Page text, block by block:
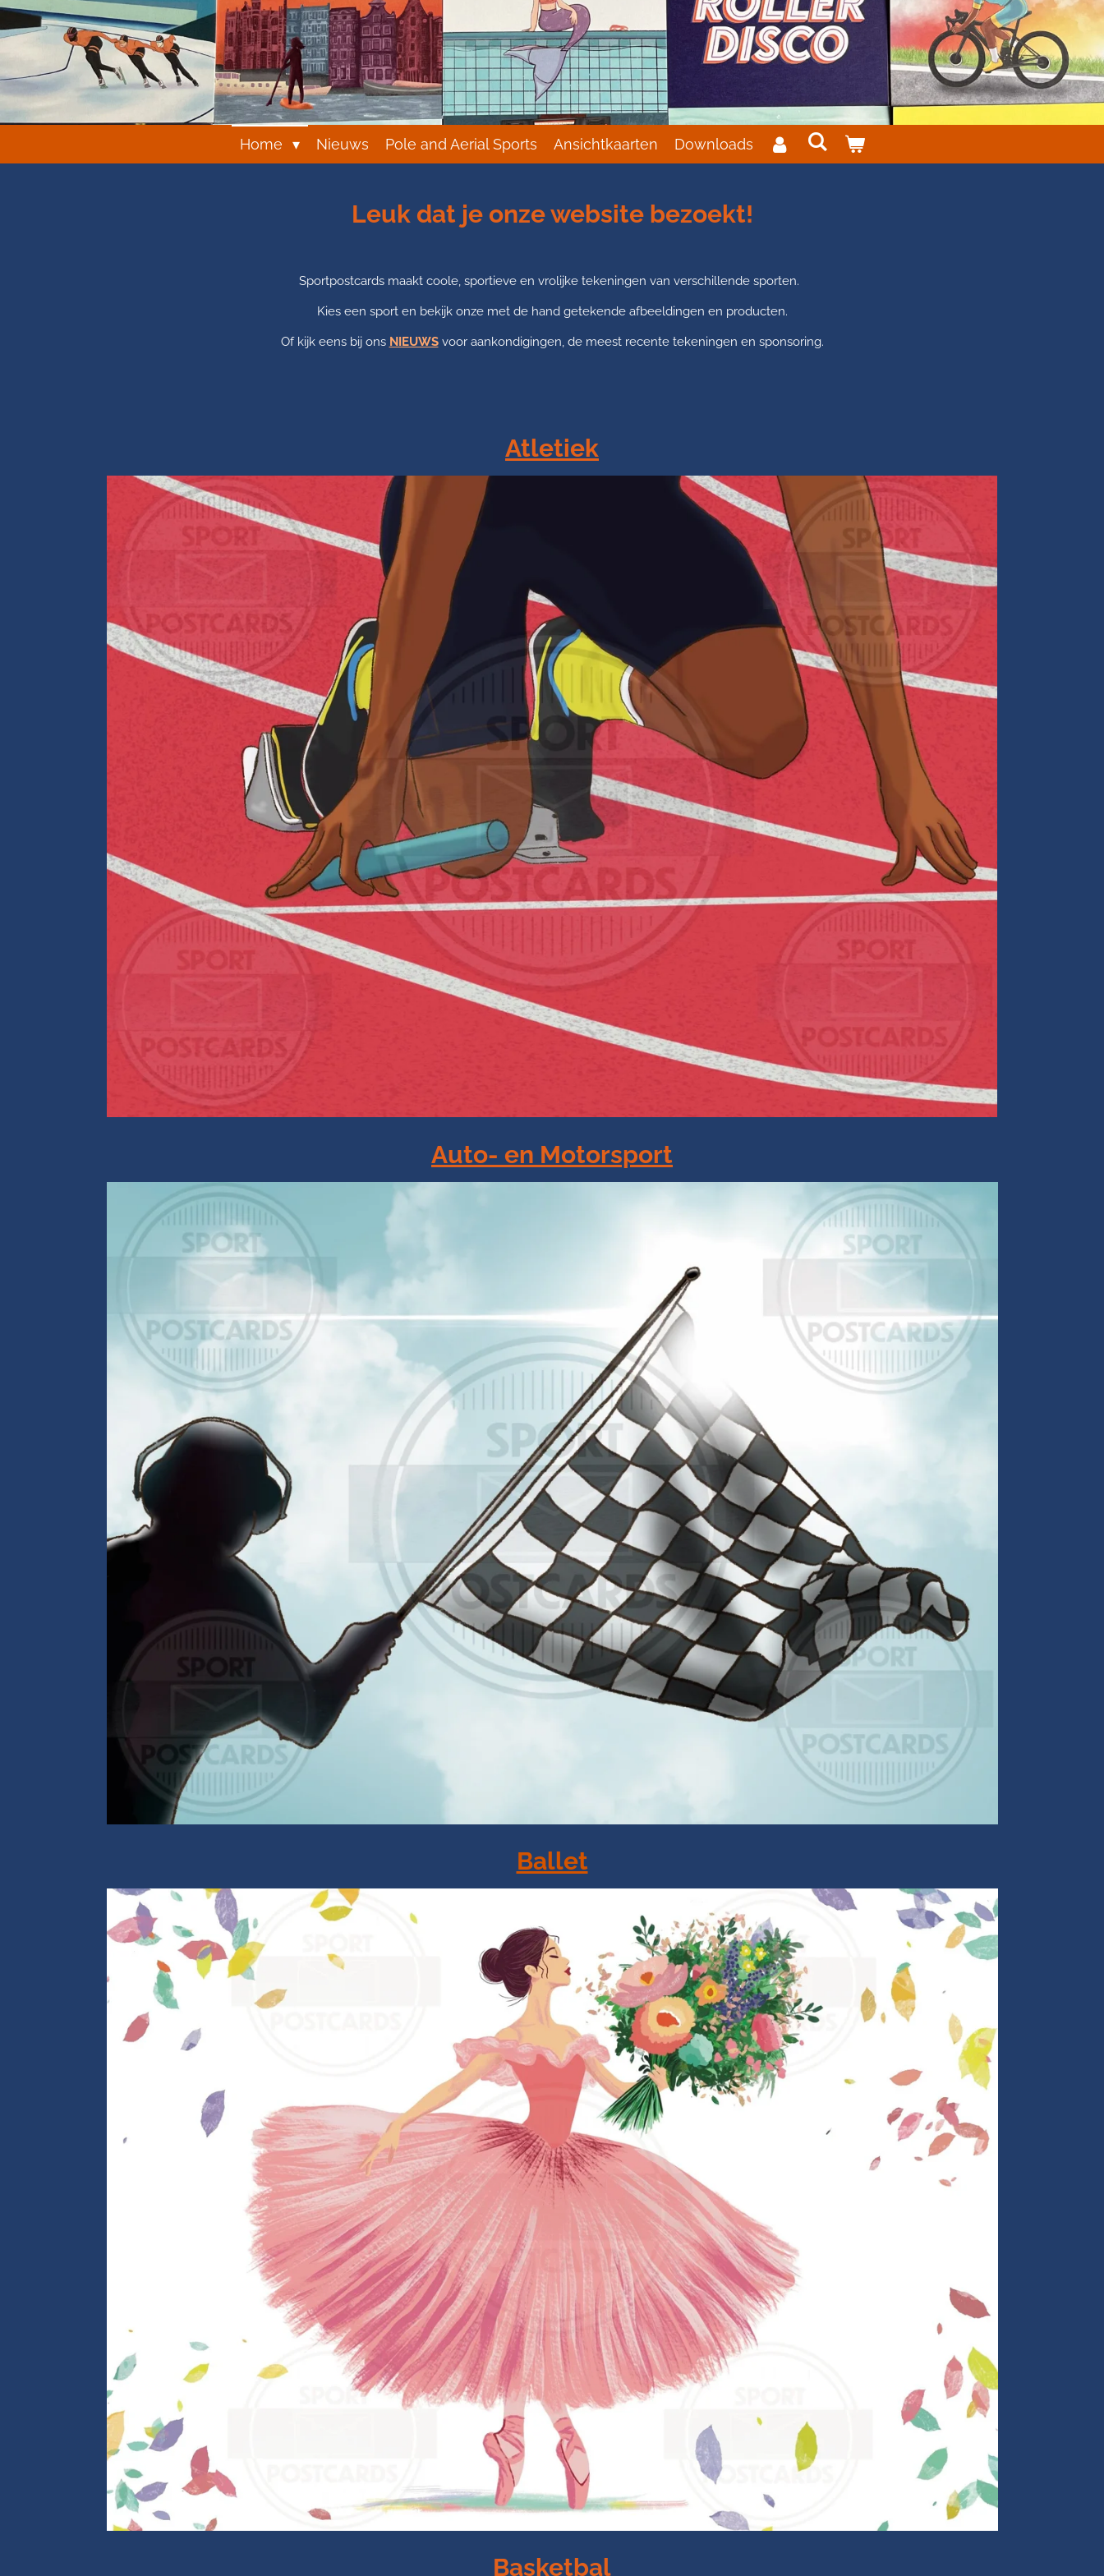
Home Nieuws Pole and Aerial Sports Ansichtkaarten Downloads
Leuk dat je onze website bezoekt!
Sportpostcards maakt coole, sportieve en vrolijke tekeningen van verschillende sporten.
Kies een sport en bekijk onze met de hand getekende afbeeldingen en producten.
Of kijk eens bij ons NIEUWSvoor aankondigingen, de meest recente tekeningen en sponsoring.
Atletiek
Auto- en Motorsport
Ballet
Basketbal